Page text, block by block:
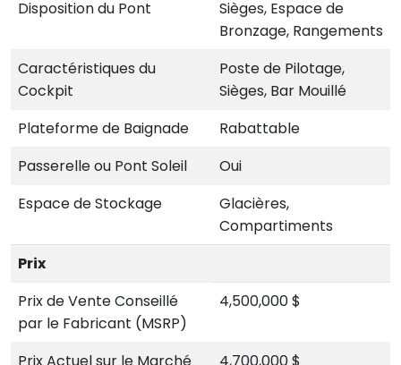
Disposition du Pont
Sièges, Espace de
Bronzage, Rangements
Caractéristiques du
Cockpit
Poste de Pilotage,
Sièges, Bar Mouillé
Plateforme de Baignade
Rabattable
Passerelle ou Pont Soleil
Oui
Espace de Stockage
Glacières,
Compartiments
Prix
Prix de Vente Conseillé
par le Fabricant (MSRP)
4,500,000 $